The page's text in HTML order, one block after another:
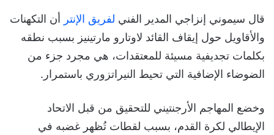
قال سيموني إنزاجي المدير الفني لفريق الإنتر أن التكهنات
والأقاويل حول إيقاف القائد لاوتارو مارتينيز بسبب نطقه
بكلمات تجديفية مسيئة للمعتقدات، هي مجرد جزء من
الضوضاء الإضافية التي تحيط النيراتزوري باستمرار.
وخضع المهاجم الأرجنتيني للتحقيق من قبل الاتحاد
الإيطالي لكرة القدم، بسبب لقطات تُظهر غضبه في